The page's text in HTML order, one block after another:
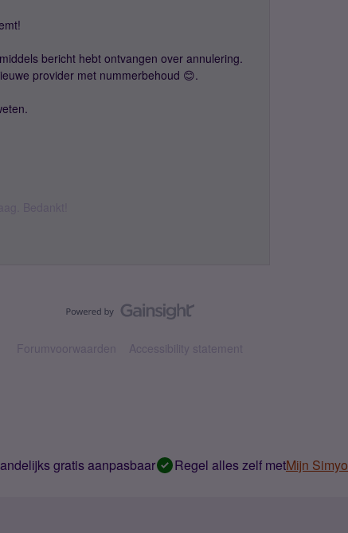
bericht hebt ontvangen over annulering.
provider met nummerbehoud 😊.
Forumvoorwaarden Accessibility statement
gratis aanpasbaar Regel alles zelf metMijn Simyo